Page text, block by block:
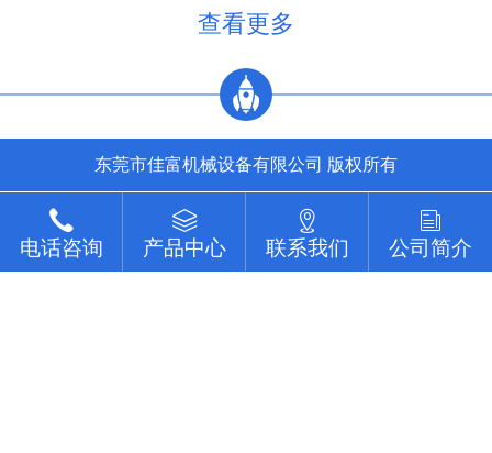
电话咨询 产品中心 联系我们 公司简介
电话咨询 产品中心 联系我们 公司简介
U, V, W接电动机，3，4接调速电机的F1, F2。5，6...
查看更多
东莞市佳富机械设备有限公司 版权所有
电话咨询 产品中心 联系我们 公司简介
电话咨询 产品中心 联系我们 公司简介